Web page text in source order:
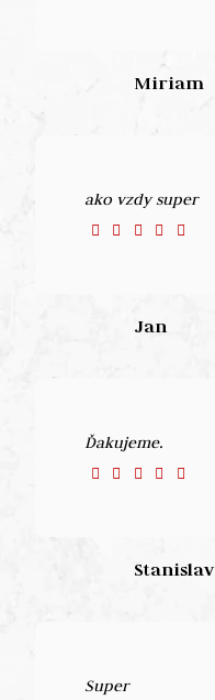
Miriam
ako vzdy super
Jan
Ďakujeme.
Stanislav
Super